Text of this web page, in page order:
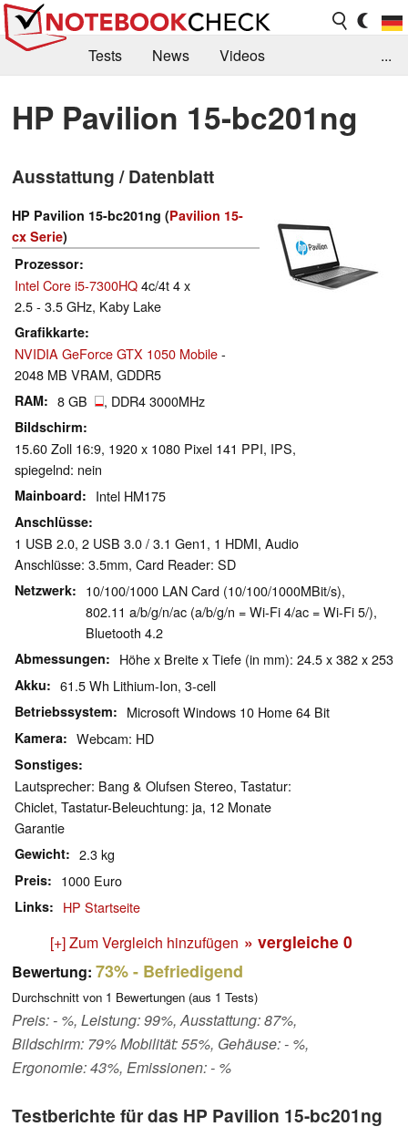
Tests News
Videos
Kaufberatung
Deals Suche
Jobs
Forum
...
HP Pavilion 15-bc201ng
Ausstattung / Datenblatt
HP Pavilion 15-bc201ng (Pavilion 15-
cx Serie)
Prozessor
Intel Core i5-7300HQ4c/4t 4 x
2.5 - 3.5 GHz, Kaby Lake
Grafikkarte
NVIDIA GeForce GTX 1050 Mobile-
2048 MB VRAM, GDDR5
RAM 8 GB , DDR4 3000MHz
Bildschirm
15.60 Zoll 16:9, 1920 x 1080 Pixel 141 PPI, IPS,
spiegelnd: nein
Mainboard Intel HM175
Anschlüsse
1 USB 2.0, 2 USB 3.0 / 3.1 Gen1, 1 HDMI, Audio
Anschlüsse: 3.5mm, Card Reader: SD
Netzwerk
10/100/1000 LAN Card (10/100/1000MBit/s),
802.11 a/b/g/n/ac (a/b/g/n = Wi-Fi 4/ac = Wi-Fi 5/),
Bluetooth 4.2
Abmessungen Höhe x Breite x Tiefe (in mm): 24.5 x 382 x 253
Akku 61.5 Wh Lithium-Ion, 3-cell
Betriebssystem Microsoft Windows 10 Home 64 Bit
Kamera Webcam: HD
Sonstiges
Lautsprecher: Bang & Olufsen Stereo, Tastatur:
Chiclet, Tastatur-Beleuchtung: ja, 12 Monate
Garantie
Gewicht 2.3 kg
Preis 1000 Euro
Links HP Startseite
[+] Zum Vergleich hinzufügen » vergleiche 0
Bewertung: 73%- Befriedigend
Durchschnitt von 1 Bewertungen (aus 1 Tests)
Preis: - %, Leistung: 99%, Ausstattung: 87%,
Bildschirm: 79% Mobilität: 55%, Gehäuse: - %,
Ergonomie: 43%, Emissionen: - %
Testberichte für das HP Pavilion 15-bc201ng